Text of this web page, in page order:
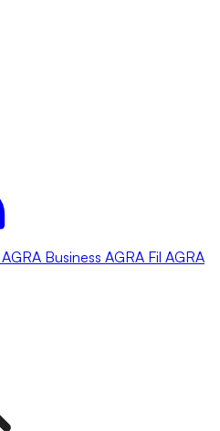
AGRA Business AGRA Fil AGRA